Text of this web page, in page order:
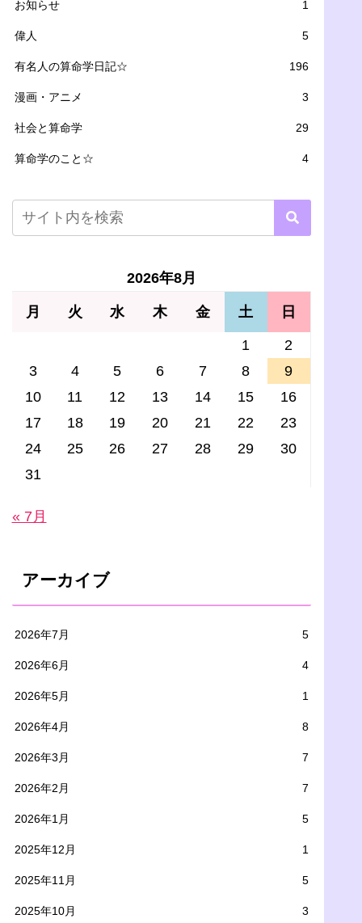
お知らせ 1
偉人 5
有名人の算命学日記☆ 196
漫画・アニメ 3
社会と算命学 29
算命学のこと☆ 4
2026年8月
月 火 水 木 金 土 日
1
2
3
4 5 6 7 8
9
10
11 12 13 14 15
16
17
18 19 20 21 22
23
24
25 26 27 28 29
30
31
« 7月
アーカイブ
2026年7月 5
2026年6月 4
2026年5月 1
2026年4月 8
2026年3月 7
2026年2月 7
2026年1月 5
2025年12月 1
2025年11月 5
2025年10月 3